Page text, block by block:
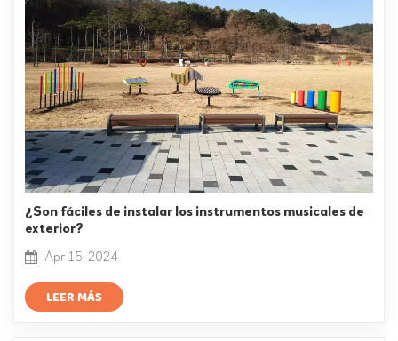
¿Son fáciles de instalar los instrumentos musicales de
exterior?
Apr 15, 2024
LEER MÁS